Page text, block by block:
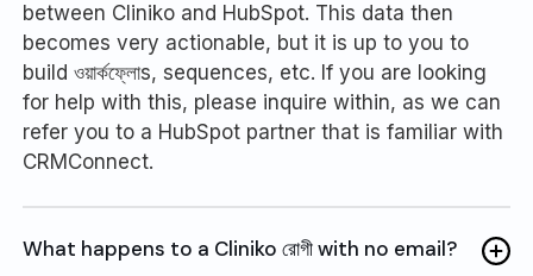
between Cliniko and HubSpot. This data then
becomes very actionable, but it is up to you to
build ওয়ার্কফ্লোs, sequences, etc. If you are looking
for help with this, please inquire within, as we can
refer you to a HubSpot partner that is familiar with
CRMConnect.
What happens to a Cliniko রোগী with no email?